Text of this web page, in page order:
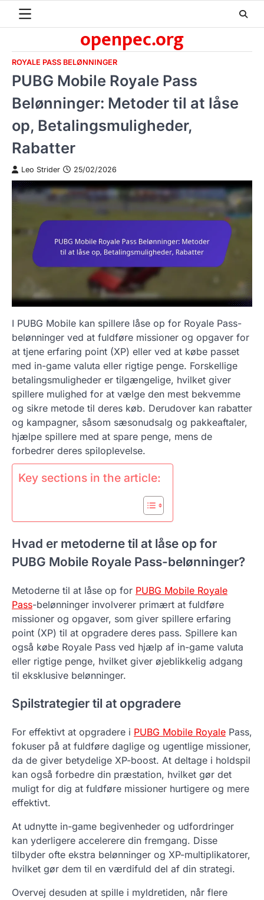
openpec.org
ROYALE PASS BELØNNINGER
PUBG Mobile Royale Pass
Belønninger: Metoder til at låse
op, Betalingsmuligheder,
Rabatter
Leo Strider 25/02/2026
I PUBG Mobile kan spillere låse op for Royale Pass-
belønninger ved at fuldføre missioner og opgaver for
at tjene erfaring point (XP) eller ved at købe passet
med in-game valuta eller rigtige penge. Forskellige
betalingsmuligheder er tilgængelige, hvilket giver
spillere mulighed for at vælge den mest bekvemme
og sikre metode til deres køb. Derudover kan rabatter
og kampagner, såsom sæsonudsalg og pakkeaftaler,
hjælpe spillere med at spare penge, mens de
forbedrer deres spiloplevelse.
Key sections in the article:
Hvad er metoderne til at låse op for
PUBG Mobile Royale Pass-belønninger?
Metoderne til at låse op for PUBG Mobile Royale
Pass-belønninger involverer primært at fuldføre
missioner og opgaver, som giver spillere erfaring
point (XP) til at opgradere deres pass. Spillere kan
også købe Royale Pass ved hjælp af in-game valuta
eller rigtige penge, hvilket giver øjeblikkelig adgang
til eksklusive belønninger.
Spilstrategier til at opgradere
For effektivt at opgradere i PUBG Mobile Royale Pass,
fokuser på at fuldføre daglige og ugentlige missioner,
da de giver betydelige XP-boost. At deltage i holdspil
kan også forbedre din præstation, hvilket gør det
muligt for dig at fuldføre missioner hurtigere og mere
effektivt.
At udnytte in-game begivenheder og udfordringer
kan yderligere accelerere din fremgang. Disse
tilbyder ofte ekstra belønninger og XP-multiplikatorer,
hvilket gør dem til en værdifuld del af din strategi.
Overvej desuden at spille i myldretiden, når flere